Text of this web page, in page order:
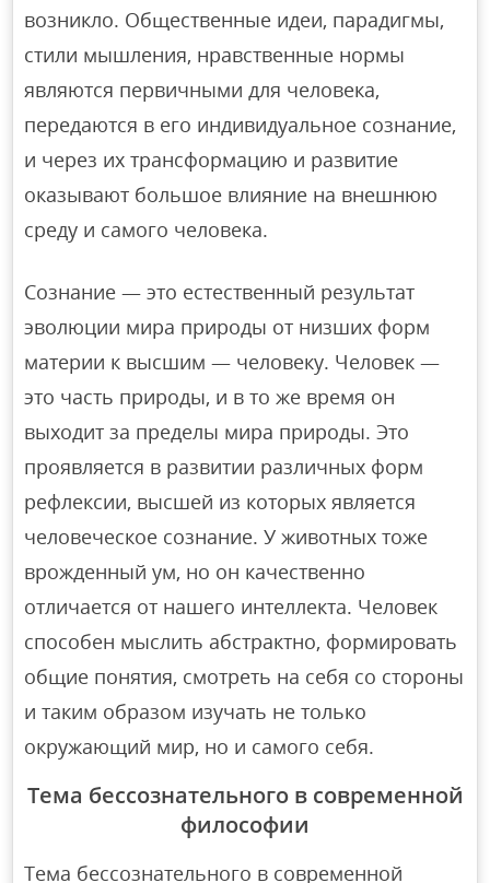
возникло. Общественные идеи, парадигмы,
стили мышления, нравственные нормы
являются первичными для человека,
передаются в его индивидуальное сознание,
и через их трансформацию и развитие
оказывают большое влияние на внешнюю
среду и самого человека.
Сознание — это естественный результат
эволюции мира природы от низших форм
материи к высшим — человеку. Человек —
это часть природы, и в то же время он
выходит за пределы мира природы. Это
проявляется в развитии различных форм
рефлексии, высшей из которых является
человеческое сознание. У животных тоже
врожденный ум, но он качественно
отличается от нашего интеллекта. Человек
способен мыслить абстрактно, формировать
общие понятия, смотреть на себя со стороны
и таким образом изучать не только
окружающий мир, но и самого себя.
Тема бессознательного в современной
философии
Тема бессознательного в современной